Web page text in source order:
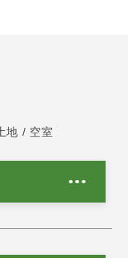
地 / 空室